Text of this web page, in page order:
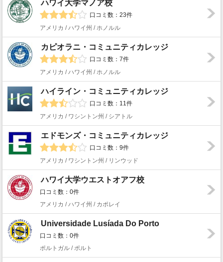
ハワイ大学マノア校
口コミ数：23件
アメリカ / ハワイ州 / ホノルル
カピオラニ・コミュニティカレッジ
口コミ数：7件
アメリカ / ハワイ州 / ホノルル
ハイライン・コミュニティカレッジ
口コミ数：11件
アメリカ / ワシントン州 / シアトル
エドモンズ・コミュニティカレッジ
口コミ数：9件
アメリカ / ワシントン州 / リンウッド
ハワイ大学ウエストオアフ校
口コミ数：0件
アメリカ / ハワイ州 / カポレイ
Universidade Lusíada Do Porto
口コミ数：0件
ポルトガル / ポルト